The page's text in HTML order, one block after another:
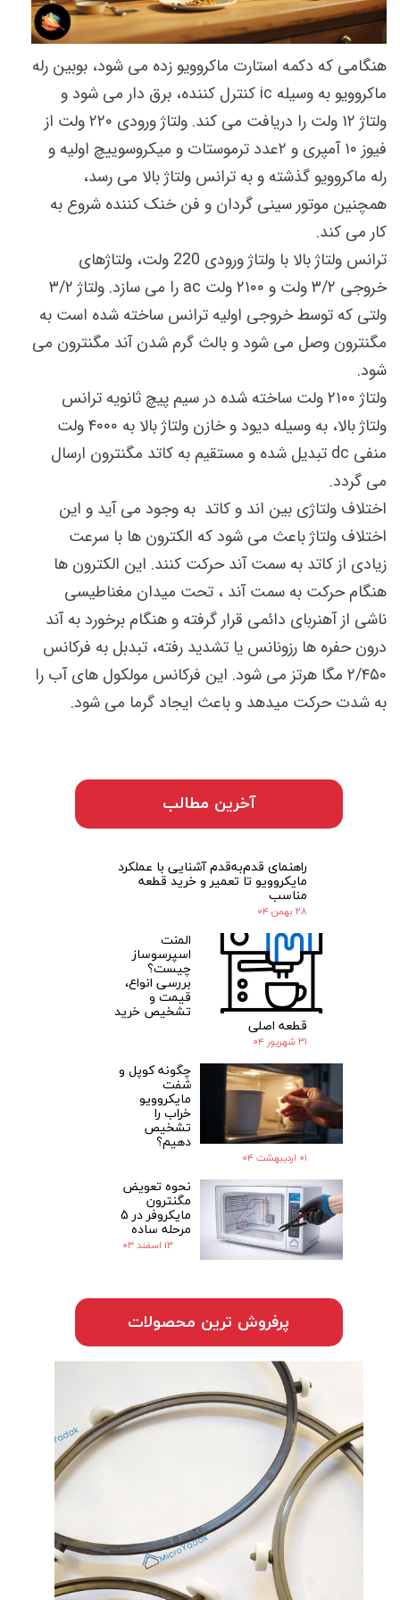
هنگامی که دکمه استارت ماکروویو زده می شود، بوبین رله
ماکروویو به وسیله ic کنترل کننده، برق دار می شود و
ولتاژ ۱۲ ولت را دریافت می کند. ولتاژ ورودی ۲۲۰ ولت از
فیوز ۱۰ آمپری و ۲عدد ترموستات و میکروسوییچ اولیه و
رله ماکروویو گذشته و به ترانس ولتاژ بالا می رسد،
همچنین موتور سینی گردان و فن خنک کننده شروع به
کار می کند.
ترانس ولتاژ بالا با ولتاژ ورودی 220 ولت، ولتاژهای
خروجی ۳/۲ ولت و ۲۱۰۰ ولت ac را می سازد. ولتاژ ۳/۲
ولتی که توسط خروجی اولیه ترانس ساخته شده است به
مگنترون وصل می شود و بالث گرم شدن آند مگنترون می
شود.
ولتاژ ۲۱۰۰ ولت ساخته شده در سیم پیچ ثانویه ترانس
ولتاژ بالا، به وسیله دیود و خازن ولتاژ بالا به ۴۰۰۰ ولت
منفی dc تبدیل شده و مستقیم به کاتد مگنترون ارسال
می گردد.
اختلاف ولتاژی بین اند و کاتد به وجود می آید و این
اختلاف ولتاژ باعث می شود که الکترون ها با سرعت
زیادی از کاتد به سمت آند حرکت کنند. این الکترون ها
هنگام حرکت به سمت آند ، تحت میدان مغناطیسی
ناشی از آهنربای دائمی قرار گرفته و هنگام برخورد به آند
درون حفره­ ها رزونانس یا تشدید رفته، تبدبل به فرکانس
۲/۴۵۰ مگا هرتز می شود. این فرکانس مولکول های آب را
به شدت حرکت میدهد و باعث ایجاد گرما می شود.
پرفروش ترین محصولات
آخرین مطالب
راهنمای قدم‌به‌قدم آشنایی با عملکرد
مایکروویو تا تعمیر و خرید قطعه
مناسب
۲۸ بهمن ۰۴
المنت
اسپرسوساز
چیست؟
بررسی انواع،
قیمت و
تشخیص خرید
قطعه اصلی
۳۱ شهریور ۰۴
چگونه کوپل و
شفت
مایکروویو
خراب را
تشخیص
دهیم؟
۰۱ اردیبهشت ۰۴
نحوه تعویض
مگنترون
مایکروفر در 5
مرحله ساده
۱۳ اسفند ۰۳